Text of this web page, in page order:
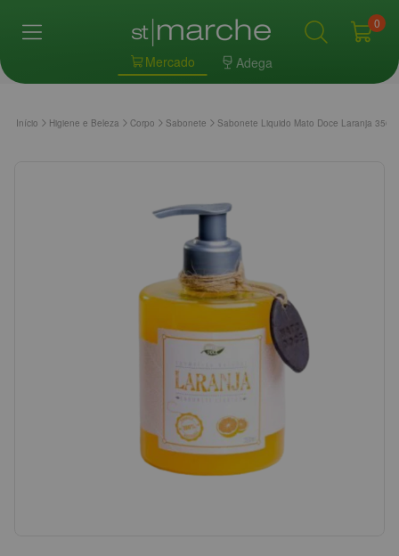
Mercado Adega
0
Início Higiene e Beleza Corpo Sabonete Sabonete Liquido Mato Doce Laranja 350ml